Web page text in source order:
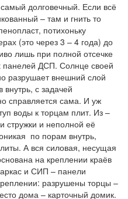
долговечный. Если всё
– там и гнить то
потихоньку
(это через 3 – 4 года) до
лишь при полной отсечке
ДСП. Солнце своей
разрушает внешний слой
с задачей
справляется сама. И уж
воды к торцам плит. Из –
стружки и неполной её
по порам внутрь,
А вся силовая, несущая
на креплении краёв
и СИП – панели
разрушены торцы –
дома – карточный домик.